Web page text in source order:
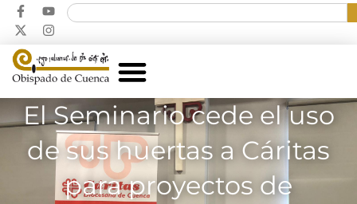
El Seminario cede el uso
de sus huertas a Cáritas
para proyectos de